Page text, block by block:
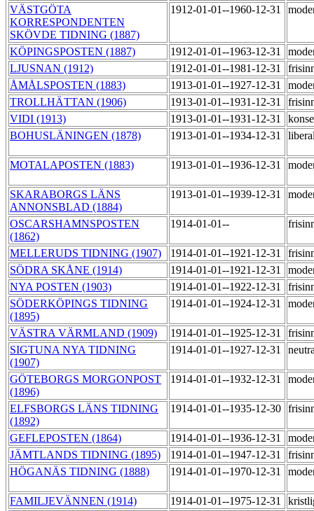
VÄSTGÖTA
KORRESPONDENTEN
SKÖVDE TIDNING (1887)
1912-01-01--1960-12-31
KÖPINGSPOSTEN (1887) 1912-01-01--1963-12-31
LJUSNAN (1912)
1912-01-01--1981-12-31
ÅMÅLSPOSTEN (1883)
1913-01-01--1927-12-31
TROLLHÄTTAN (1906)
1913-01-01--1931-12-31
VIDI (1913)
1913-01-01--1931-12-31
BOHUSLÄNINGEN (1878)
1913-01-01--1934-12-31
MOTALAPOSTEN (1883) 1913-01-01--1936-12-31
SKARABORGS LÄNS
ANNONSBLAD (1884)
1913-01-01--1939-12-31
OSCARSHAMNSPOSTEN
(1862)
1914-01-01--
MELLERUDS TIDNING (1907) 1914-01-01--1921-12-31
SÖDRA SKÅNE (1914)
1914-01-01--1921-12-31
NYA POSTEN (1903)
1914-01-01--1922-12-31
SÖDERKÖPINGS TIDNING
(1895)
1914-01-01--1924-12-31
VÄSTRA VÄRMLAND (1909) 1914-01-01--1925-12-31
SIGTUNA NYA TIDNING
(1907)
1914-01-01--1927-12-31
GÖTEBORGS MORGONPOST
(1896)
1914-01-01--1932-12-31
ELFSBORGS LÄNS TIDNING
(1892)
1914-01-01--1935-12-30
GEFLEPOSTEN (1864) 1914-01-01--1936-12-31
JÄMTLANDS TIDNING (1895)
1914-01-01--1947-12-31
HÖGANÄS TIDNING (1888)
1914-01-01--1970-12-31
FAMILJEVÄNNEN (1914) 1914-01-01--1975-12-31